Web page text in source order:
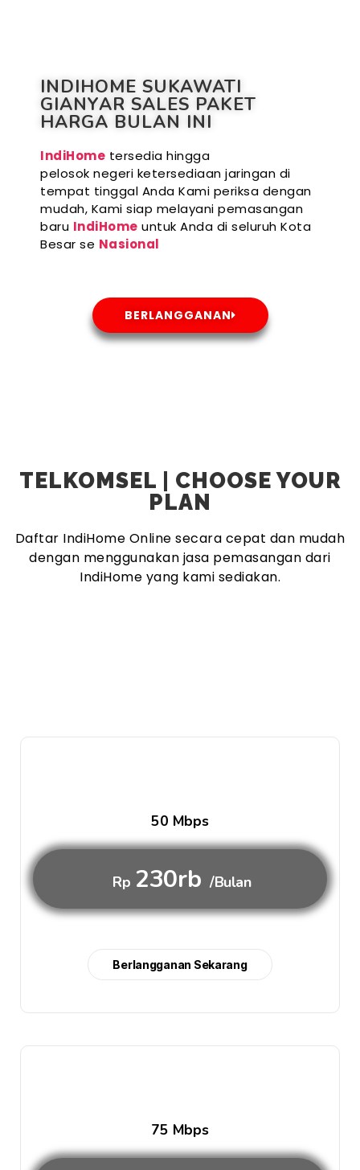
INDIHOME SUKAWATI
GIANYAR SALES PAKET
HARGA BULAN INI
IndiHome tersedia hingga
pelosok negeri ketersediaan jaringan di
tempat tinggal Anda Kami periksa dengan
mudah, Kami siap melayani pemasangan
baru IndiHome untuk Anda di seluruh Kota
Besar se Nasional
BERLANGGANAN
TELKOMSEL | CHOOSE YOUR
PLAN
Daftar IndiHome Online secara cepat dan mudah
dengan menggunakan jasa pemasangan dari
IndiHome yang kami sediakan.
50 Mbps
Rp 230rb /Bulan
Berlangganan Sekarang
75 Mbps